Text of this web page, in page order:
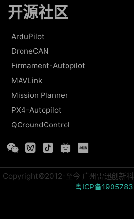
开源社区
ArduPilot
DroneCAN
Firmament-Autopilot
MAVLink
Mission Planner
PX4-Autopilot
QGroundControl
Copyright©2012-至今 广州雷迅创新科
粤ICP备